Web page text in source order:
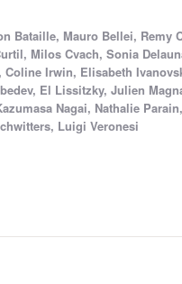
Bataille, Mauro Bellei, Remy
Milos Cvach, Sonia
Coline Irwin, Elisabeth
El Lissitzky, Julien
Nagai, Nathalie
Luigi Veronesi